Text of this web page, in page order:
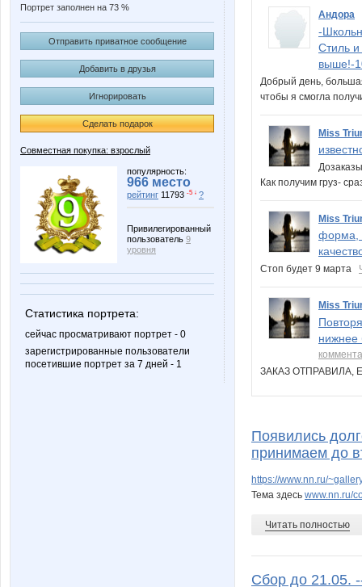
Портрет заполнен на 73 %
Отправить приватное сообщение
Добавить в друзья
Игнорировать
Сделать подарок
Совместная покупка: взрослый
популярность:
966 место
рейтинг 11793 -5 ↓ ?
Привилегированный
пользователь 9
уровня
Статистика портрета:
сейчас просматривают портрет - 0
зарегистрированные пользователи
посетившие портрет за 7 дней - 1
Андора
-
Стиль и
выше!-
Добрый день,
чтобы я смогла
Miss
Как получим груз-
Miss
форма,
Стоп будет 9 марта
Miss
нижнее
ЗАКАЗ ОТПРАВИЛА,
Появились
принимаем до
https://www.nn.ru/
Тема здесь www.nn.ru/
Читать полностью
Сбор до 21.05.